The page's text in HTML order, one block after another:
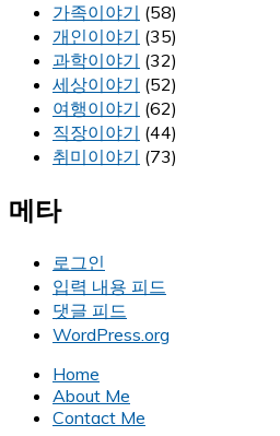
가족이야기 (58)
개인이야기 (35)
과학이야기 (32)
세상이야기 (52)
여행이야기 (62)
직장이야기 (44)
취미이야기 (73)
메타
로그인
입력 내용 피드
댓글 피드
WordPress.org
Home
About Me
Contact Me